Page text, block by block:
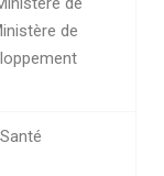
de